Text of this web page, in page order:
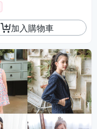
加入購物車